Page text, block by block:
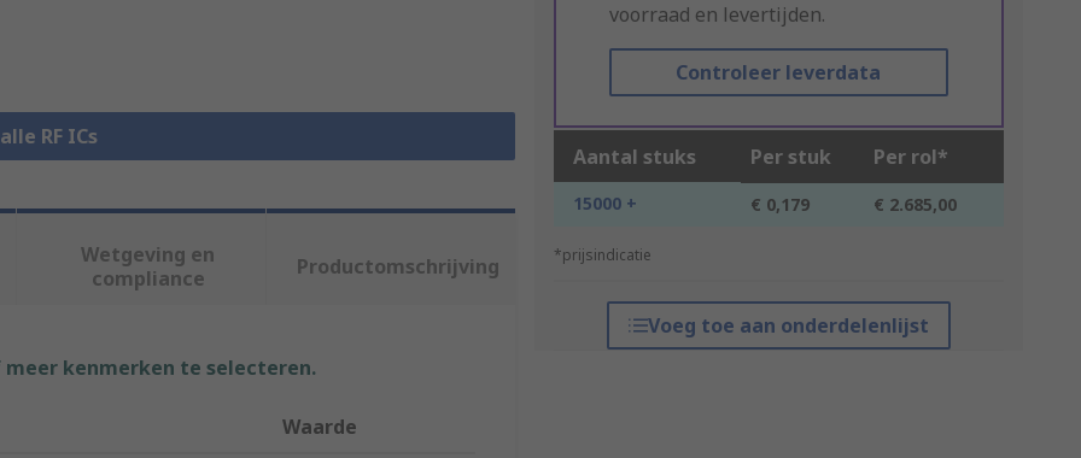
RF ICs
voorraad en levertijden.
Controleer leverdata
Aantal stuks Per stuk Per rol*
15000 + € 0,179 € 2.685,00
*prijsindicatie
Voeg toe aan onderdelenlijst
Wetgeving en
compliance
Productomschrijving
kenmerken te selecteren.
Waarde